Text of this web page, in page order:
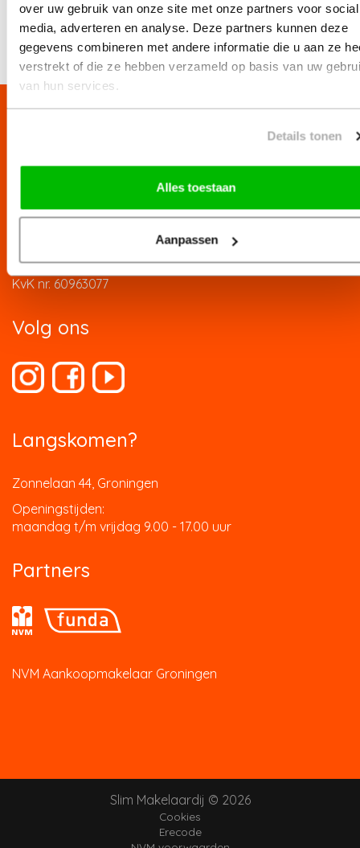
over uw gebruik van onze site met onze partners voor social
media, adverteren en analyse. Deze partners kunnen deze
gegevens combineren met andere informatie die u aan ze
verstrekt of die ze hebben verzameld op basis van uw
van hun services.
Details tonen
Alles toestaan
Aanpassen
« Terug 21 februari 2020
T 050-3113110
E info@slimmakelaardij.nl
BTW nr. NL854138201B01
KvK nr. 60963077
Volg ons
Langskomen?
Zonnelaan 44, Groningen
Openingstijden:
maandag t/m vrijdag 9.00 - 17.00 uur
Partners
NVM Aankoopmakelaar Groningen
Slim Makelaardij © 2026
Cookies
Erecode